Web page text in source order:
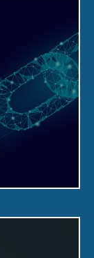
Trading
da